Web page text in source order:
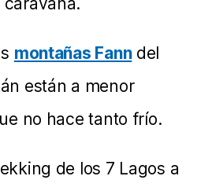
montañas Fanndel
están a menor
no hace tanto frío.
de los 7 Lagos a